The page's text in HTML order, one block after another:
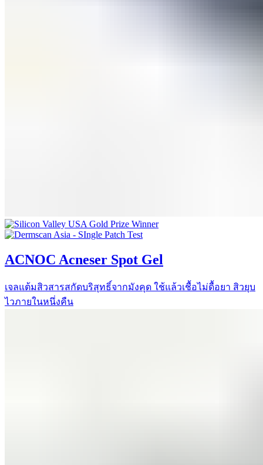
ACNOC Acneser Spot Gel
เจลแต้มสิวสารสกัดบริสุทธิ์จากมังคุด ใช้แล้วเชื้อไม่ดื้อยา สิวยุบ
ไวภายในหนึ่งคืน